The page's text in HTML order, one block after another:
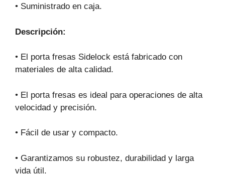
• Suministrado en caja.
Descripción:
• El porta fresas Sidelock está fabricado con
materiales de alta calidad.
• El porta fresas es ideal para operaciones de alta
velocidad y precisión.
• Fácil de usar y compacto.
• Garantizamos su robustez, durabilidad y larga
vida útil.